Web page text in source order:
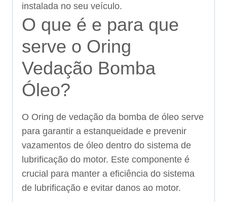
instalada no seu veículo.
O que é e para que
serve o Oring
Vedação Bomba
Óleo?
O Oring de vedação da bomba de óleo serve
para garantir a estanqueidade e prevenir
vazamentos de óleo dentro do sistema de
lubrificação do motor. Este componente é
crucial para manter a eficiência do sistema
de lubrificação e evitar danos ao motor.